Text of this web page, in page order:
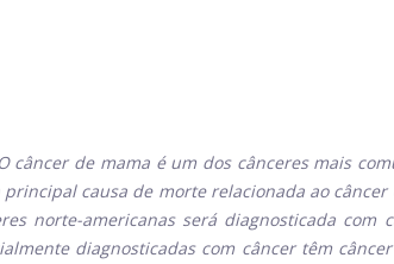
O câncer de mama é um dos cânceres mais
principal causa de morte relacionada ao
norte-americanas será diagnosticada com
diagnosticadas com câncer têm